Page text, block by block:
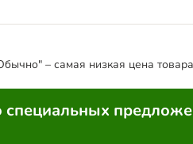
– самая низкая цена
специальных